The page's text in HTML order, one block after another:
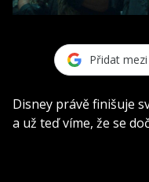
Přidat
Disney právě finišuje
a už teď víme, že se